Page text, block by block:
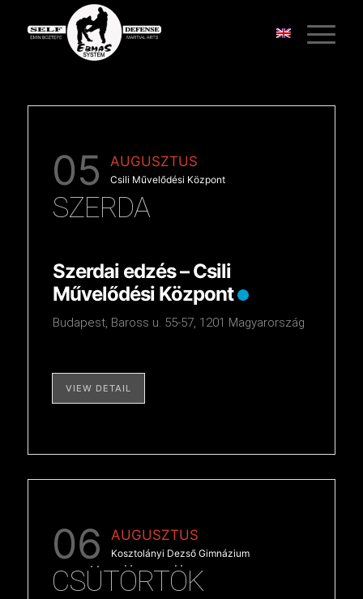
05 AUGUSZTUS
Csili Művelődési Központ
SZERDA
Szerdai edzés – Csili
Művelődési Központ
Budapest, Baross u. 55-57, 1201 Magyarország
VIEW DETAIL
06 AUGUSZTUS
Kosztolányi Dezső Gimnázium
CSÜTÖRTÖK